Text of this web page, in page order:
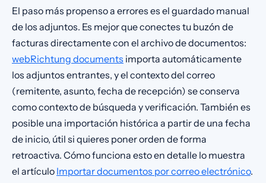
El paso más propenso a errores es el guardado manual
de los adjuntos. Es mejor que conectes tu buzón de
facturas directamente con el archivo de documentos:
webRichtung documents importa automáticamente
los adjuntos entrantes, y el contexto del correo
(remitente, asunto, fecha de recepción) se conserva
como contexto de búsqueda y verificación. También es
posible una importación histórica a partir de una fecha
de inicio, útil si quieres poner orden de forma
retroactiva. Cómo funciona esto en detalle lo muestra
el artículo Importar documentos por correo electrónico.